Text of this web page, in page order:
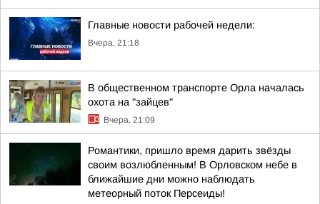
Главные новости рабочей недели:
Вчера, 21:18
В общественном транспорте Орла началась
охота на "зайцев"
Вчера, 21:09
Романтики, пришло время дарить звёзды
своим возлюбленным! В Орловском небе в
ближайшие дни можно наблюдать
метеорный поток Персеиды!